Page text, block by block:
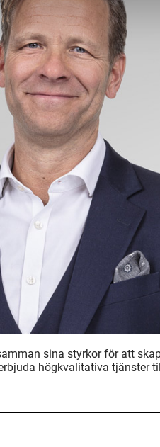
sina styrkor för att
högkvalitativa tjänster